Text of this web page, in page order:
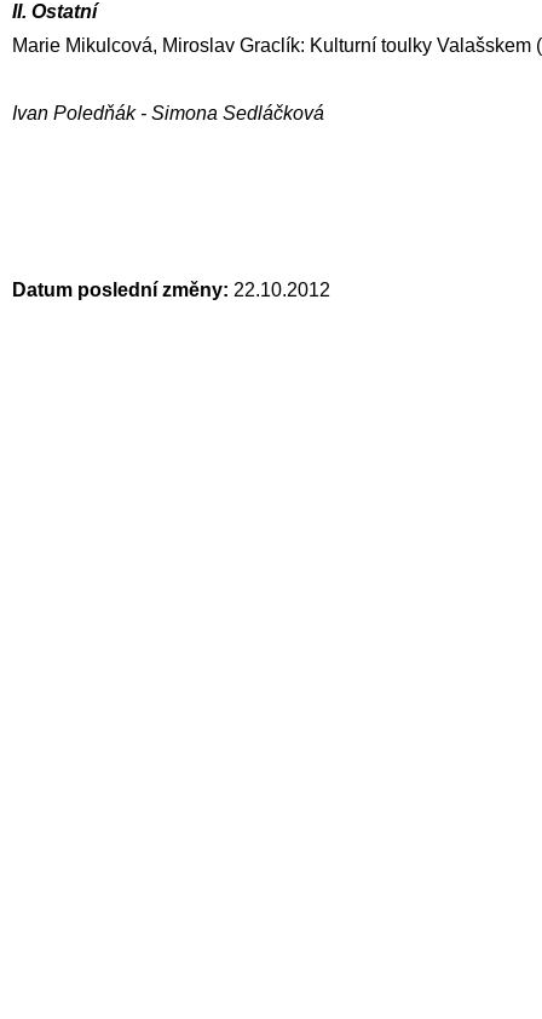
II. Ostatní
Marie Mikulcová, Miroslav Graclík: Kulturní toulky Valašskem
Ivan Poledňák - Simona Sedláčková
Datum poslední změny: 22.10.2012